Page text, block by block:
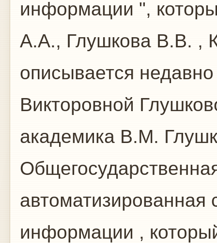
информации ",
А.А., Глушкова В.В. ,
описывается
Викторовной
академика В.М.
автоматизированная
информации ,